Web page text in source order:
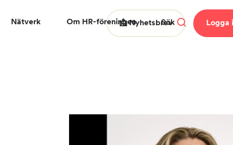
📩 Nyhetsbrev Logga
Nätverk Om HR-föreningen Sök
Rensa